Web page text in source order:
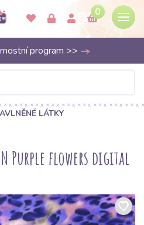
0
program >>
LÁTKY
Purple flowers digital